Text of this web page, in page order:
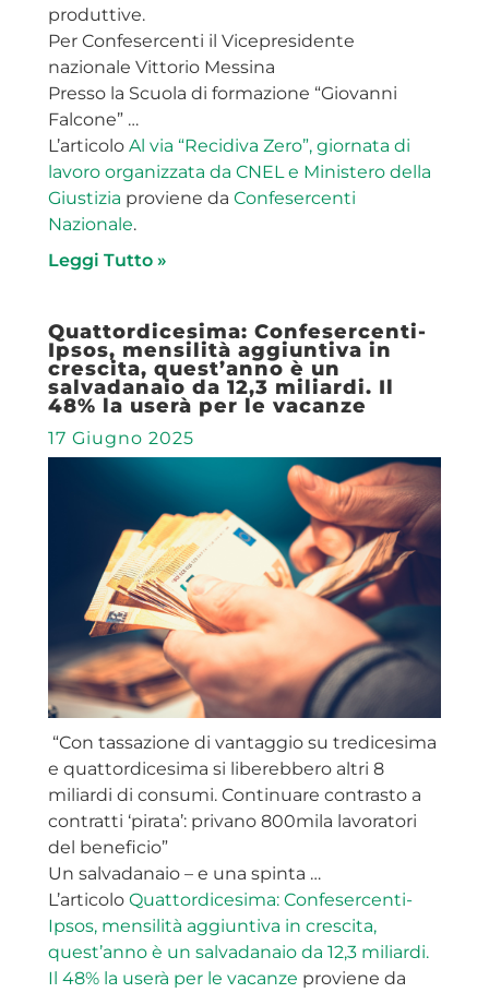
produttive.
Per Confesercenti il Vicepresidente
nazionale Vittorio Messina
Presso la Scuola di formazione “Giovanni
Falcone” …
L’articoloAl via “Recidiva Zero”, giornata di
lavoro organizzata da CNEL e Ministero della
Giustizia proviene daConfesercenti
Nazionale.
Leggi Tutto »
Quattordicesima: Confesercenti-
Ipsos, mensilità aggiuntiva in
crescita, quest’anno è un
salvadanaio da 12,3 miliardi. Il
48% la userà per le vacanze
17 Giugno 2025
“Con tassazione di vantaggio su tredicesima
e quattordicesima si liberebbero altri 8
miliardi di consumi. Continuare contrasto a
contratti ‘pirata’: privano 800mila lavoratori
del beneficio”
Un salvadanaio – e una spinta …
L’articoloQuattordicesima: Confesercenti-
Ipsos, mensilità aggiuntiva in crescita,
quest’anno è un salvadanaio da 12,3 miliardi.
Il 48% la userà per le vacanze proviene da